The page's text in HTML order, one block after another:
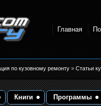
Главная
по кузовному ремонту»Статьи
Книги Программы